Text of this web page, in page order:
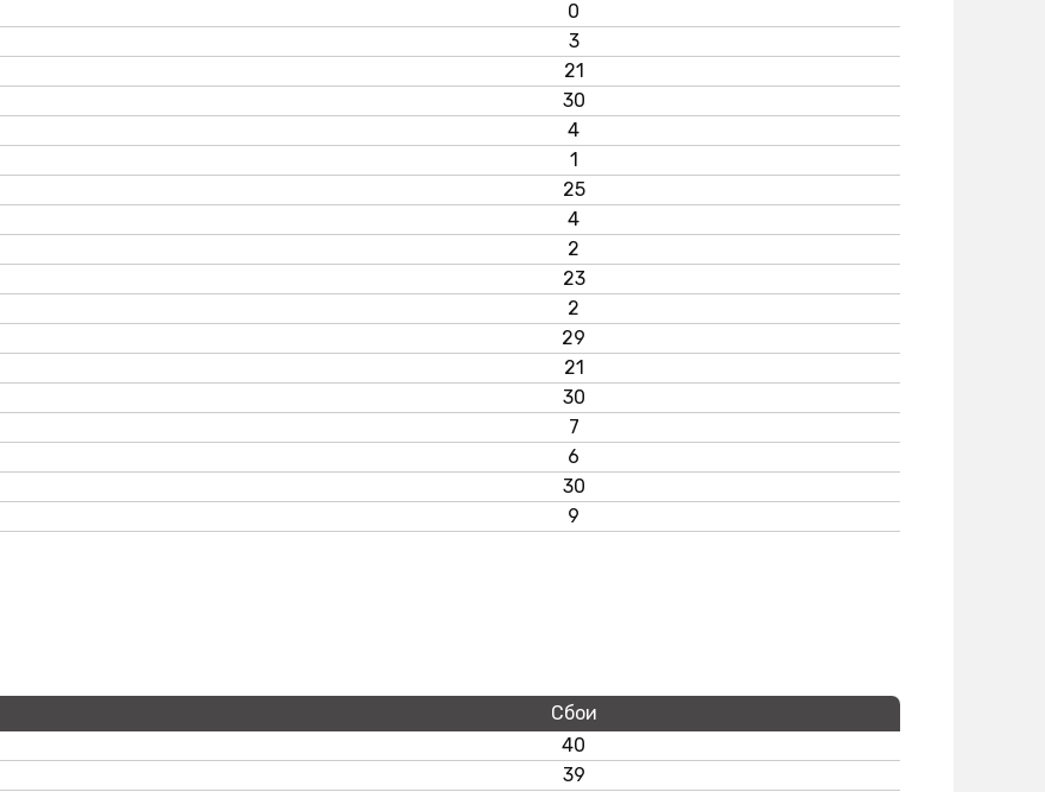
0
3
21
30
4
1
25
4
2
23
2
29
21
30
7
6
30
9
Сбои
40
39